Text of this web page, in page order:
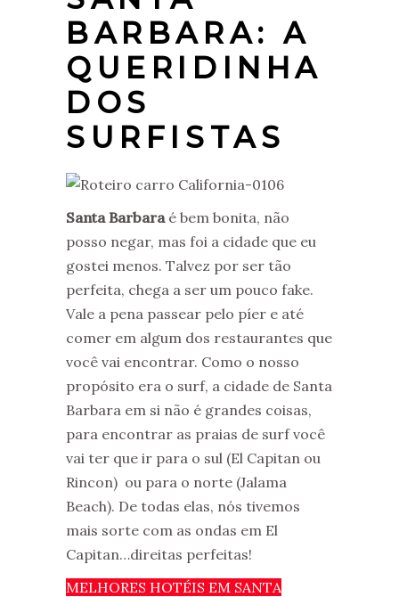
BARBARA: A
QUERIDINHA
DOS
SURFISTAS
Santa Barbaraé bem bonita, não
posso negar, mas foi a cidade que eu
gostei menos. Talvez por ser tão
perfeita, chega a ser um pouco fake.
Vale a pena passear pelo píer e até
comer em algum dos restaurantes que
você vai encontrar. Como o nosso
propósito era o surf, a cidade de Santa
Barbara em si não é grandes coisas,
para encontrar as praias de surf você
vai ter que ir para o sul (El Capitan ou
Rincon) ou para o norte (Jalama
Beach). De todas elas, nós tivemos
mais sorte com as ondas em El
Capitan…direitas perfeitas!
MELHORES HOTÉIS EM SANTA